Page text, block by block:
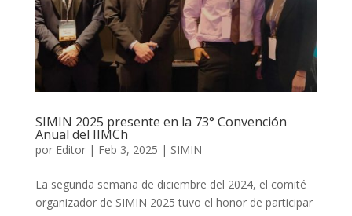
SIMIN 2025 presente en la 73° Convención
Anual del IIMCh
por Editor| Feb 3, 2025 | SIMIN
La segunda semana de diciembre del 2024, el comité
organizador de SIMIN 2025 tuvo el honor de participar